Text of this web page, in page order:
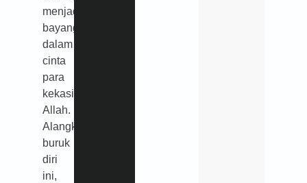
menjadi
bayangan
dalam
cinta
para
kekasih
Allah.
Alangkah
buruk
diri
ini,